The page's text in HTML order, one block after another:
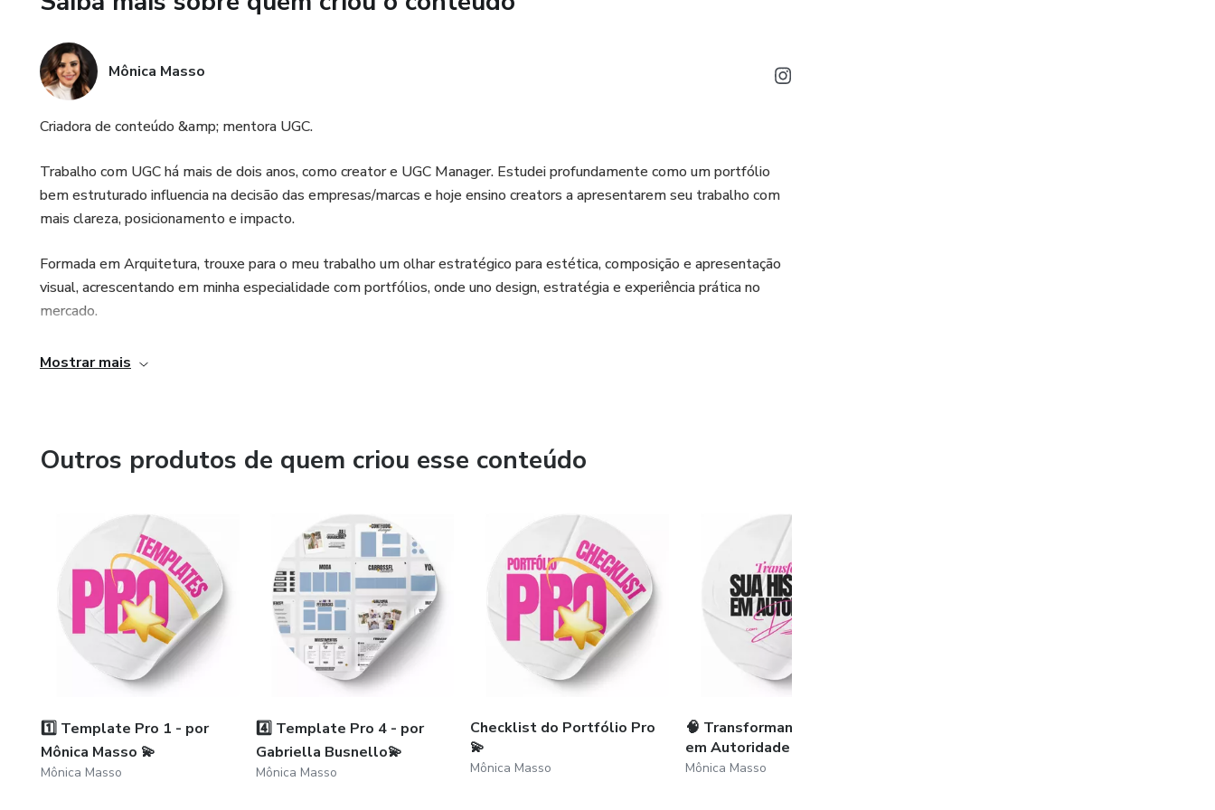
Mônica Masso
Criadora de conteúdo &amp; mentora UGC.
Trabalho com UGC há mais de dois anos, como creator e UGC Manager. Estudei profundamente como um portfólio
bem estruturado influencia na decisão das empresas/marcas e hoje ensino creators a apresentarem seu trabalho com
mais clareza, posicionamento e impacto.
Formada em Arquitetura, trouxe para o meu trabalho um olhar estratégico para estética, composição e apresentação
visual, acrescentando em minha especialidade com portfólios, onde uno design, estratégia e experiência prática no
mercado.
Ao longo da minha jornada já colaborei com diversas marcas, produzi conteúdos profissionais em 4K e modo cinema e
Mostrar mais
Outros produtos de quem criou esse conteúdo
1️⃣ Template Pro 1 - por
Mônica Masso 💫
Mônica Masso
4️⃣ Template Pro 4 - por
Gabriella Busnello💫
Mônica Masso
Checklist do Portfólio Pro
💫
Mônica Masso
🧠 Transformando História
em Autoridade
Mônica Masso